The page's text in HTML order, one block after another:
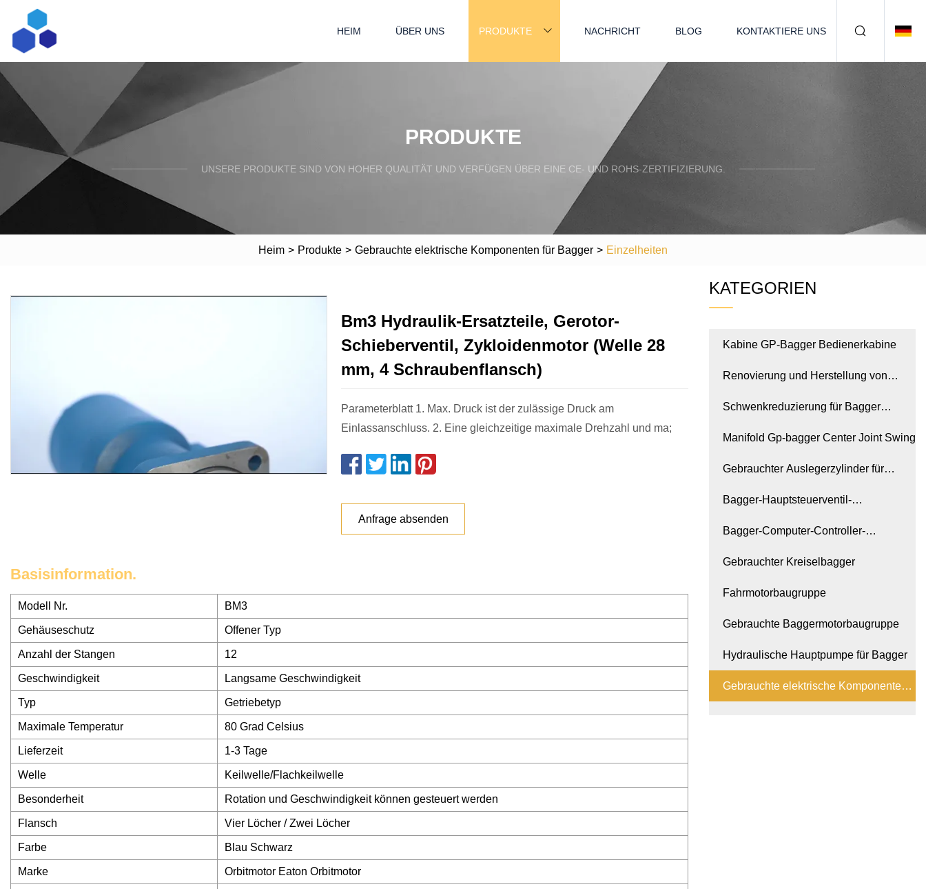
HEIM ÜBER UNS PRODUKTE NACHRICHT BLOG KONTAKTIERE UNS
PRODUKTE
UNSERE PRODUKTE SIND VON HOHER QUALITÄT UND VERFÜGEN ÜBER EINE CE- UND ROHS-ZERTIFIZIERUNG.
Heim > Produkte > Gebrauchte elektrische Komponenten für Bagger > Einzelheiten
Bm3 Hydraulik-Ersatzteile, Gerotor-
Schieberventil, Zykloidenmotor (Welle 28
mm, 4 Schraubenflansch)
Parameterblatt 1. Max. Druck ist der zulässige Druck am
Einlassanschluss. 2. Eine gleichzeitige maximale Drehzahl und ma;
Anfrage absenden
Basisinformation.
Modell Nr. BM3
Gehäuseschutz Offener Typ
Anzahl der Stangen 12
Geschwindigkeit Langsame Geschwindigkeit
Typ Getriebetyp
Maximale Temperatur 80 Grad Celsius
Lieferzeit 1-3 Tage
Welle Keilwelle/Flachkeilwelle
Besonderheit Rotation und Geschwindigkeit können gesteuert werden
Flansch Vier Löcher / Zwei Löcher
Farbe Blau Schwarz
Marke Orbitmotor Eaton Orbitmotor
KATEGORIEN
Kabine GP-Bagger Bedienerkabine
Renovierung und Herstellung von
Baggern
Schwenkreduzierung für Bagger
MOTOR GP
Manifold Gp-bagger Center Joint Swing
Gebrauchter Auslegerzylinder für
Bagger
Bagger-Hauptsteuerventil-
Hydraulikventilbaugruppe
Bagger-Computer-Controller-
Instrumententafel-Monitor
Gebrauchter Kreiselbagger
Fahrmotorbaugruppe
Gebrauchte Baggermotorbaugruppe
Hydraulische Hauptpumpe für Bagger
Gebrauchte elektrische Komponenten